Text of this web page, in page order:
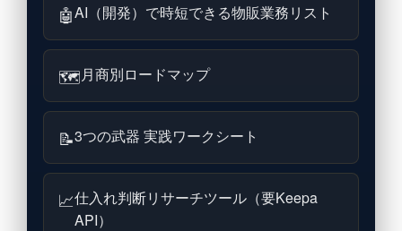
🤖AI（開発）で時短できる物販業務リスト
🗺月商別ロードマップ
📝3つの武器 実践ワークシート
📈仕入れ判断リサーチツール（要Keepa
API）